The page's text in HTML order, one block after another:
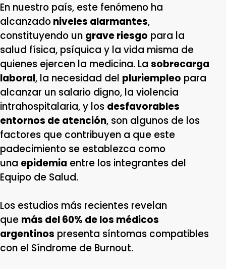
En nuestro país, este fenómeno ha
alcanzadoniveles alarmantes,
constituyendo un grave riesgo para la
salud física, psíquica y la vida misma de
quienes ejercen la medicina. La sobrecarga
laboral, la necesidad del pluriempleo para
alcanzar un salario digno, la violencia
intrahospitalaria, y los desfavorables
entornos de atención, son algunos de los
factores que contribuyen a que este
padecimiento se establezca como
una epidemia entre los integrantes del
Equipo de Salud.
Los estudios más recientes revelan
que más del 60% de los médicos
argentinos presenta síntomas compatibles
con el Síndrome de Burnout.